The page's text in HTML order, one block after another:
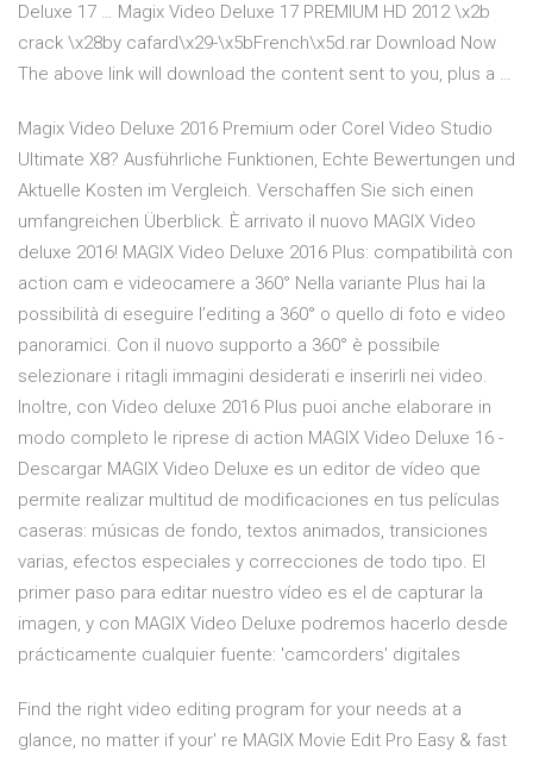
Deluxe 17 … Magix Video Deluxe 17 PREMIUM HD 2012 \x2b
crack \x28by cafard\x29-\x5bFrench\x5d.rar Download Now
The above link will download the content sent to you, plus a …
Magix Video Deluxe 2016 Premium oder Corel Video Studio
Ultimate X8? Ausführliche Funktionen, Echte Bewertungen und
Aktuelle Kosten im Vergleich. Verschaffen Sie sich einen
umfangreichen Überblick. È arrivato il nuovo MAGIX Video
deluxe 2016! MAGIX Video Deluxe 2016 Plus: compatibilità con
action cam e videocamere a 360° Nella variante Plus hai la
possibilità di eseguire l’editing a 360° o quello di foto e video
panoramici. Con il nuovo supporto a 360° è possibile
selezionare i ritagli immagini desiderati e inserirli nei video.
Inoltre, con Video deluxe 2016 Plus puoi anche elaborare in
modo completo le riprese di action MAGIX Video Deluxe 16 -
Descargar MAGIX Video Deluxe es un editor de vídeo que
permite realizar multitud de modificaciones en tus películas
caseras: músicas de fondo, textos animados, transiciones
varias, efectos especiales y correcciones de todo tipo. El
primer paso para editar nuestro vídeo es el de capturar la
imagen, y con MAGIX Video Deluxe podremos hacerlo desde
prácticamente cualquier fuente: 'camcorders' digitales
Find the right video editing program for your needs at a
glance, no matter if your' re MAGIX Movie Edit Pro Easy & fast